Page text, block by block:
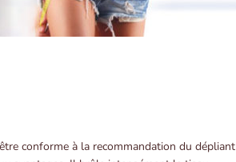
conforme à la recommandation du dépliant